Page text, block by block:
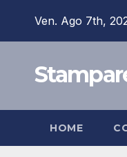
Ven. Ago 7th,
HOME